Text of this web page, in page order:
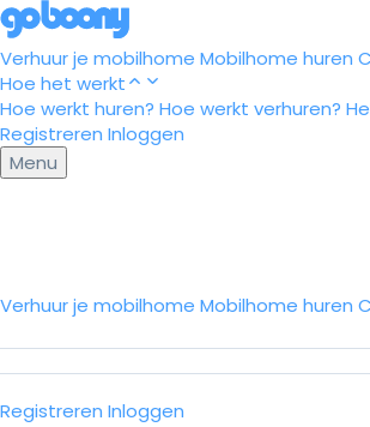
Verhuur je mobilhome Mobilhome huren
Hoe het werkt
Hoe werkt huren? Hoe werkt verhuren?
Registreren Inloggen
Menu
Verhuur je mobilhome Mobilhome huren
Registreren Inloggen